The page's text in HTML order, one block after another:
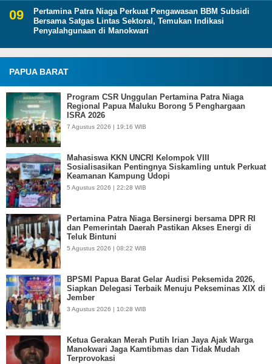
Pertamina Patra Niaga Perkuat Pengawasan BBM Subsidi
Bersama Satgas Lintas Sektoral, Temukan Indikasi
Penyalahgunaan di Manokwari
PAPUA BARAT
Program CSR Unggulan Pertamina Patra Niaga
Regional Papua Maluku Borong 5 Penghargaan
ISRA 2026
7 Agustus 2026 | 19:16 WIB
Mahasiswa KKN UNCRI Kelompok VIII
Sosialisasikan Pentingnya Siskamling untuk Perkuat
Keamanan Kampung Udopi
5 Agustus 2026 | 22:28 WIB
Pertamina Patra Niaga Bersinergi bersama DPR RI
dan Pemerintah Daerah Pastikan Akses Energi di
Teluk Bintuni
5 Agustus 2026 | 08:22 WIB
BPSMI Papua Barat Gelar Audisi Peksemida 2026,
Siapkan Delegasi Terbaik Menuju Pekseminas XIX di
Jember
3 Agustus 2026 | 10:28 WIB
Ketua Gerakan Merah Putih Irian Jaya Ajak Warga
Manokwari Jaga Kamtibmas dan Tidak Mudah
Terprovokasi